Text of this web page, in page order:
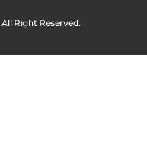
All Right Reserved.